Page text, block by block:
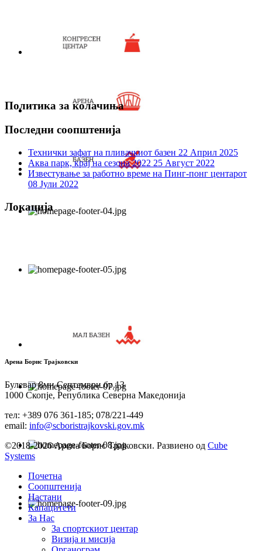
Политика за колачиња
Последни соопштенија
Технички зафат на пливачкиот базен 22 Април 2025
Аква парк, крај на сезона 2022 25 Август 2022
Известување за работно време на Пинг-понг центарот
08 Јули 2022
Локација
Арена Борис Трајковски
Булевар 8ми Септември бр.13
1000 Скопје, Република Северна Македонија
тел: +389 076 361-185; 078/221-449
email: info@scboristrajkovski.gov.mk
©2018-2026 Арена Борис Трајковски. Развиено од Cube
Systems
Почетна
Соопштенија
Настани
Капацитети
За Нас
За спортскиот центар
Визија и мисија